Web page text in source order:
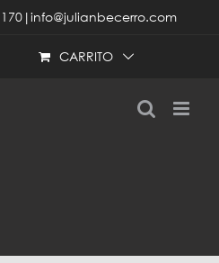
170|info@julianbecerro.com
CARRITO